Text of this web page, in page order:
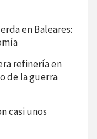
en Baleares:
refinería en
de la guerra
casi unos